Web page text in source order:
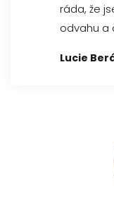
ráda, že
odvahu a
Lucie